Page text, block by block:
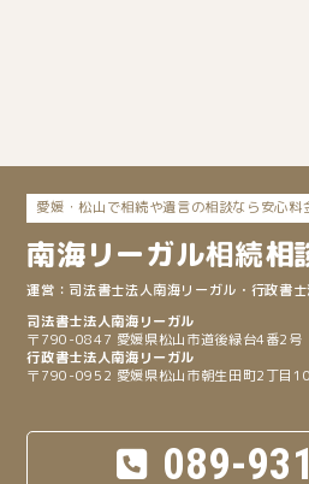
愛媛・松山で相続や遺言の相談なら安心料
南海リーガル相続相
司法書士法人南海リーガル ・行政書
〒790-0847 愛媛県松山市道後緑台4番2号
〒790-0952 愛媛県松山市朝生田町2丁目
089-